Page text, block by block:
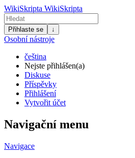
WikiSkripta WikiSkripta
Přihlaste se ↓
Osobní nástroje
čeština
Nejste přihlášen(a)
Diskuse
Příspěvky
Přihlášení
Vytvořit účet
Navigační menu
Navigace